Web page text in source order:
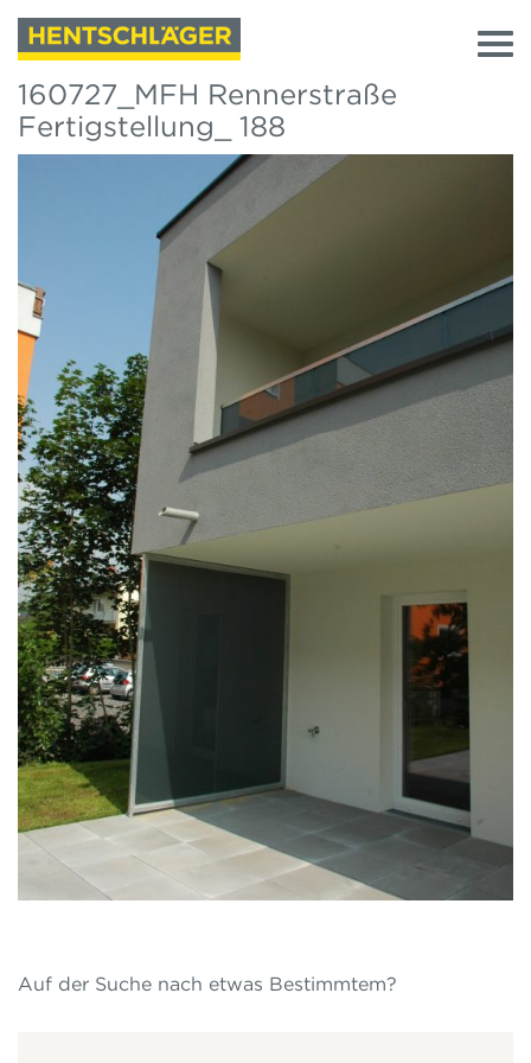
160727_MFH Rennerstraße
Fertigstellung_ 188
Auf der Suche nach etwas Bestimmtem?